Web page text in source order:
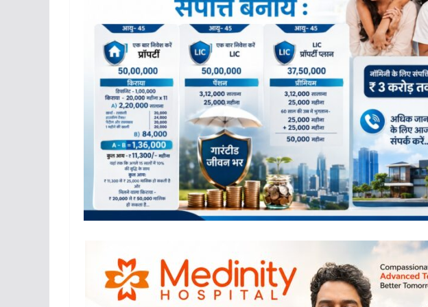
लखनऊ: यूपी फार्मेसी कॉलेज एवं
फार्मा इंडस्ट्रीज वेलफेयर
एसोसिएशन की आम सभा संपन्न,
PCI अध्यक्ष डॉ. मंतु पटेल ने
वर्चुअल संबोधन में दिए अहम सुझाव
July 30, 2026 TLT Desk